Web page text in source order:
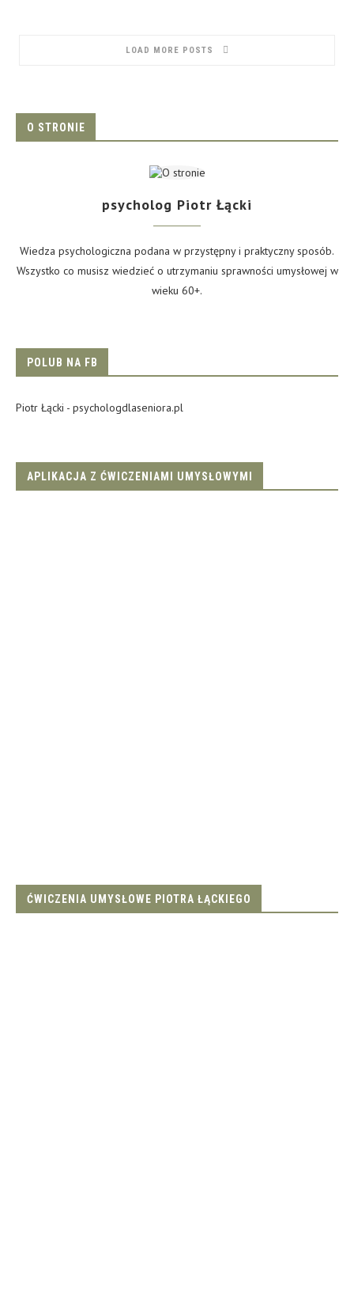
LOAD MORE POSTS
O STRONIE
psycholog Piotr Łącki
Wiedza psychologiczna podana w przystępny i praktyczny sposób.
Wszystko co musisz wiedzieć o utrzymaniu sprawności umysłowej w
wieku 60+.
POLUB NA FB
Piotr Łącki - psychologdlaseniora.pl
APLIKACJA Z ĆWICZENIAMI UMYSŁOWYMI
ĆWICZENIA UMYSŁOWE PIOTRA ŁĄCKIEGO